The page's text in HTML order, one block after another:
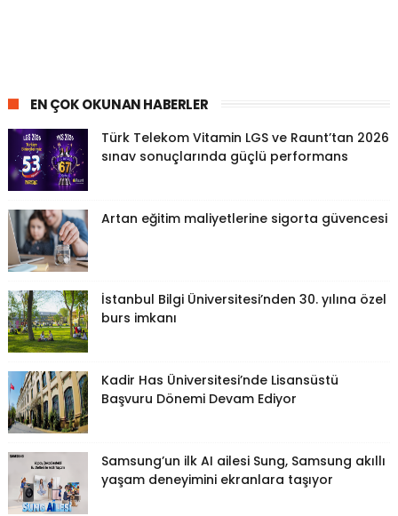
EN ÇOK OKUNAN HABERLER
Türk Telekom Vitamin LGS ve Raunt’tan 2026
sınav sonuçlarında güçlü performans
Artan eğitim maliyetlerine sigorta güvencesi
İstanbul Bilgi Üniversitesi’nden 30. yılına özel
burs imkanı
Kadir Has Üniversitesi’nde Lisansüstü
Başvuru Dönemi Devam Ediyor
Samsung’un ilk AI ailesi Sung, Samsung akıllı
yaşam deneyimini ekranlara taşıyor